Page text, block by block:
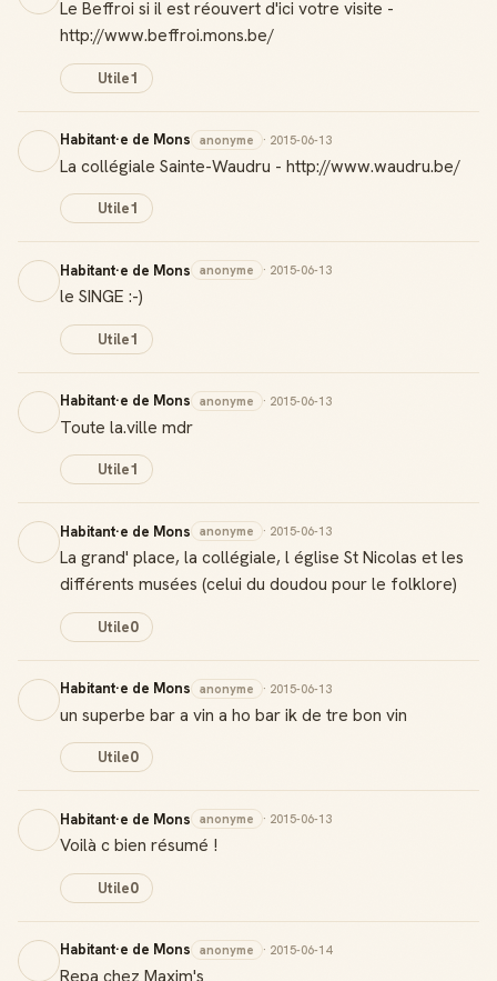
Le Beffroi si il est réouvert d'ici votre visite -
http://www.beffroi.mons.be/
Utile1
Habitant·e de Mons anonyme · 2015-06-13
La collégiale Sainte-Waudru - http://www.waudru.be/
Utile1
Habitant·e de Mons anonyme · 2015-06-13
le SINGE :-)
Utile1
Habitant·e de Mons anonyme · 2015-06-13
Toute la.ville mdr
Utile1
Habitant·e de Mons anonyme · 2015-06-13
La grand' place, la collégiale, l église St Nicolas et les
différents musées (celui du doudou pour le folklore)
Utile0
Habitant·e de Mons anonyme · 2015-06-13
un superbe bar a vin a ho bar ik de tre bon vin
Utile0
Habitant·e de Mons anonyme · 2015-06-13
Voilà c bien résumé !
Utile0
Habitant·e de Mons anonyme · 2015-06-14
Repa chez Maxim's